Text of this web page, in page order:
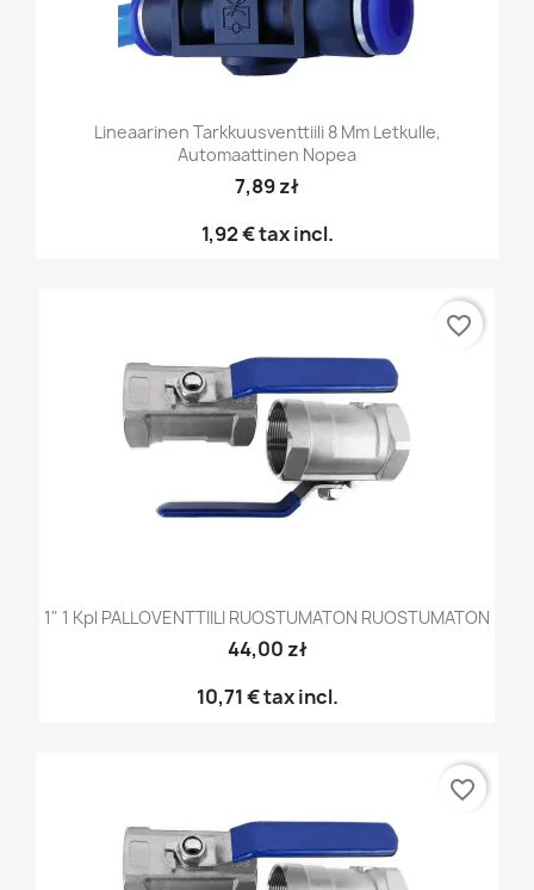
Lineaarinen Tarkkuusventtiili 8 Mm Letkulle,
Automaattinen Nopea
7,89 zł
1,92 €tax incl.
1" 1 Kpl PALLOVENTTIILI RUOSTUMATON RUOSTUMATON
44,00 zł
10,71 €tax incl.
favorite_border
favorite_border